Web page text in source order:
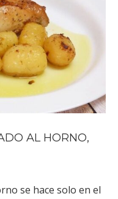
AL HORNO,
se hace solo en el